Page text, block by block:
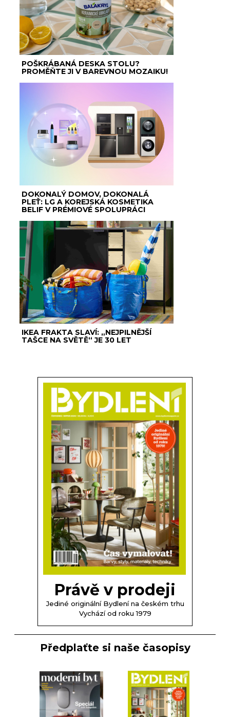
POŠKRÁBANÁ DESKA STOLU?
PROMĚŇTE JI V BAREVNOU MOZAIKU!
DOKONALÝ DOMOV, DOKONALÁ
PLEŤ: LG A KOREJSKÁ KOSMETIKA
BELIF V PRÉMIOVÉ SPOLUPRÁCI
IKEA FRAKTA SLAVÍ: „NEJPILNĚJŠÍ
TAŠCE NA SVĚTĚ“ JE 30 LET
Právě v prodeji
Jediné originální Bydlení na českém trhu
Vychází od roku 1979
Předplaťte si naše časopisy